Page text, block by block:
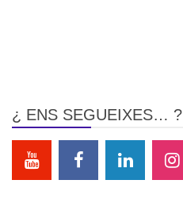
¿ ENS SEGUEIXES… ?